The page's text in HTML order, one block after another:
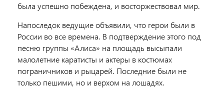
была успешно побеждена, и восторжествовал мир.
Напоследок ведущие объявили, что герои были в
России во все времена. В подтверждение этого под
песню группы «Алиса» на площадь высыпали
малолетние каратисты и актеры в костюмах
пограничников и рыцарей. Последние были не
только пешими, но и верхом на лошадях.